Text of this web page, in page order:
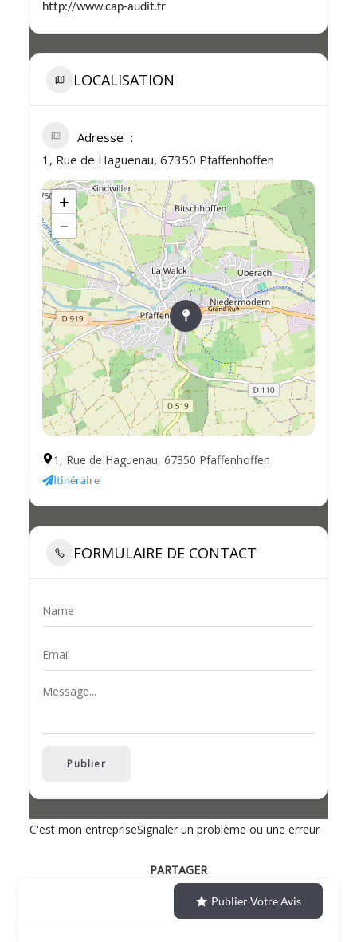
http://www.cap-audit.fr
LOCALISATION
Adresse
1, Rue de Haguenau, 67350 Pfaffenhoffen
+
−
1, Rue de Haguenau, 67350 Pfaffenhoffen
Itinéraire
FORMULAIRE DE CONTACT
Publier
C'est mon entrepriseSignaler un problème ou une erreur
PARTAGER
Publier Votre Avis